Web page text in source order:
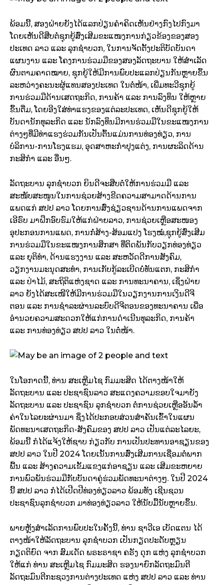
ພ້ອມນີ້, ສອງຝ່າຍຍັງໄດ້ແລກປ່ຽນຄໍາຄິດເຫັນຢ່າງກົງໄປກົງມາ
ໂດຍເຫັນດີສືບຕໍ່ຊຸກຍູ້ສົ່ງເສີມຂະແໜງການກ່ຽວຂ້ອງຂອງສອງ
ປະເທດ ລາວ ແລະ ລຸກຊຳບວກ, ໃນການຈັດຕັ້ງປະຕິບັດບັນດາ
ແຜນງານ ແລະ ໂຄງການຮ່ວມມືຂອງສອງລັດຖະບານ ໃຫ້ສໍາເລັດ
ຜົນຕາມຄາດໝາຍ, ຊຸກຍູ້ໃຫ້ມີການພົບປະແລກປ່ຽນກັນຫຼາຍຂຶ້ນ
ລະຫວ່າງຄະນະຜູ້ແທນສອງປະເທດ ໃນຕໍ່ໜ້າ, ເພີ່ມທະວີຊຸກຍູ້
ການຮ່ວມມືດ້ານເສດຖະກິດ, ການຄ້າ ແລະ ການລົງທຶນ ໃຫ້ຫຼາຍ
ຂຶ້ນຕື່ມ, ໂດຍອີງໃສ່ທ່າແຮງຂອງແຕ່ລະປະເທດ, ເຫັນດີຊຸກຍູ້ໃຫ້
ບັນດານັກທຸລະກິດ ແລະ ນັກລົງທຶນມີການຮ່ວມມືໃນຂະແໜງການ
ຕ່າງໆທີ່ມີທ່າແຮງຮ່ວມກັນເປັນຕົ້ນແມ່ນການທ່ອງທ່ຽວ, ການ
ບໍລິການ-ການໂຮງແຮມ, ອຸດສາຫະກຳປຸງແຕ່ງ, ການຜະລິດດ້ານ
ກະສິກໍາ ແລະ ອື່ນໆ.
ລັດຖະບານ ລຸກຊຳບວກ ຍິນດີຈະສືບຕໍ່ໃຫ້ການຮ່ວມມື ແລະ
ສະໜັບສະໜູນໃນການຊ່ວຍສ້າງຂີດຄວາມສາມາດດ້ານການ
ແພດແກ່ ສປປ ລາວ ໂດຍການສົ່ງຊ່ຽວຊານດ້ານການແພດຈາກ
ເອີຣົບ ມາຝຶກອົບຮົມໃຫ້ແກ່ຝ່າຍລາວ, ການຊ່ວຍເຫຼືອສະໜອງ
ອຸປະກອນການແພດ, ການກໍ່ສ້າງ-ສ້ອມແປງ ໂຮງໝໍ,ຊຸກຍູ້ສົ່ງເສີມ
ການຮ່ວມມືໃນຂະແໜງການສຶກສາ ທີ່ຕິດພັນກັບວຽກທ່ອງທ່ຽວ
ແລະ ຍຸຕິທຳ, ດ້ານແຮງງານ ແລະ ສະຫວັດດີການສັງຄົມ,
ວຽກງານມະນຸດສະທຳ, ການເກັບກູ້ລະເບີດບໍ່ທັນແຕກ, ກະສິກຳ
ແລະ ປ່າໄມ້, ສະຖິຕິແຫ່ງຊາດ ແລະ ການທະນາຄານ, ເຊິ່ງຝ່າຍ
ລາວ ຍັງໄດ້ສະເໜີໃຫ້ມີການຮ່ວມມືໃນວຽກງານການເງິນດີຈີ
ຕອນ ແລະ ການຊຳລະຜ່ານລະບົບດີຈີຕອນຂອງທະນາຄານ ເພື່ອ
ອຳນວຍຄວາມສະດວກໃຫ້ແກ່ການດຳເນີນທຸລະກິດ, ການຄ້າ
ແລະ ການທ່ອງທ່ຽວ ສປປ ລາວ ໃນຕໍ່ໜ້າ.
ໃນໂອກາດນີ້, ທ່ານ ສະເຫຼີມໄຊ ກົມມະສິດ ໄດ້ຕາງໜ້າໃຫ້
ລັດຖະບານ ແລະ ປະຊາຊົນລາວ ສະແດງຄວາມຂອບໃຈມາຍັງ
ລັດຖະບານ ແລະ ປະຊາຊົນ ລຸກຊຳບວກ ຕໍ່ການຊ່ວຍເຫຼືອອັນລ້ຳ
ຄ່າໃນໄລຍະຜ່ານມາ ຊຶ່ງໄດ້ປະກອບສ່ວນສຳຄັນເຂົ້າໃນແຜນ
ພັດທະນາເສດຖະກິດ-ສັງຄົມຂອງ ສປປ ລາວ ເປັນແຕ່ລະໄລຍະ,
ພ້ອມນີ້ ກໍໄດ້ແຈ້ງໃຫ້ຊາບ ກ່ຽວກັບ ການເປັນປະທານອາຊຽນຂອງ
ສປປ ລາວ ໃນປີ 2024 ໂດຍເນັ້ນການສົ່ງເສີມການເຊື່ອມຕໍ່ພາກ
ພື້ນ ແລະ ສ້າງຄວາມເຂັ້ມແຂງແກ່ອາຊຽນ ແລະ ເສີມຂະຫຍາຍ
ການພົວພັນຮ່ວມມືກັບບັນດາຄູ່ຮ່ວມພັດທະນາຕ່າງໆ. ໃນປີ 2024
ນີ້ ສປປ ລາວ ກໍໄດ້ເປີດປີທ່ອງທ່ຽວລາວ ພ້ອມທັງ ເຊີນຊວນ
ປະຊາຊົນລຸກຊຳບວກ ມາທ່ອງທ່ຽວລາວ ໃຫ້ນັບມື້ນັບຫຼາຍຂຶ້ນ.
ພາຍຫຼັງສຳເລັດການພົບປະໃນຄັ້ງນີ້, ທ່ານ ຊາວີເອ ເບັດແຕນ ໄດ້
ຕາງໜ້າໃຫ້ລັດຖະບານ ລຸກຊໍາບວກ ເປັນກຽດປະດັບຫຼຽນ
ກຽດຕິຍົດ ຈາກ ສົມເດັດ ພຣະຣາຊາ ຄຣັງ ດຸກ ແຫ່ງ ລຸກຊໍາບວກ
ໃຫ້ແກ່ ທ່ານ ສະເຫຼີມໄຊ ກົມມະສິດ ຮອງນາຍົກລັດຖະມົນຕີ
ລັດຖະມົນຕີກະຊວງການຕ່າງປະເທດ ແຫ່ງ ສປປ ລາວ ແລະ ທ່ານ